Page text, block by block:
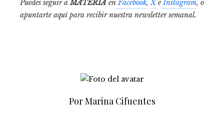
Puedes seguir aMATERIA en Facebook,XeInstagram, o
apuntarte aquí para recibirnuestra newsletter semanal.
Por Marina Cifuentes